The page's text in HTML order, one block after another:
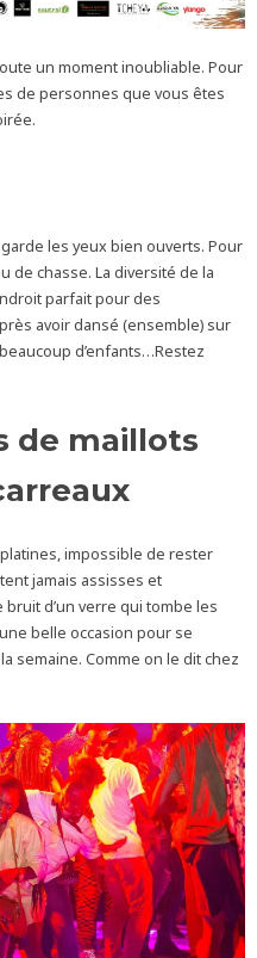
un moment inoubliable. Pour
de personnes que vous êtes
les yeux bien ouverts. Pour
de chasse. La diversité de la
parfait pour des
avoir dansé (ensemble) sur
d’enfants…Restez
de maillots
platines, impossible de rester
jamais assisses et
d’un verre qui tombe les
belle occasion pour se
semaine. Comme on le dit chez